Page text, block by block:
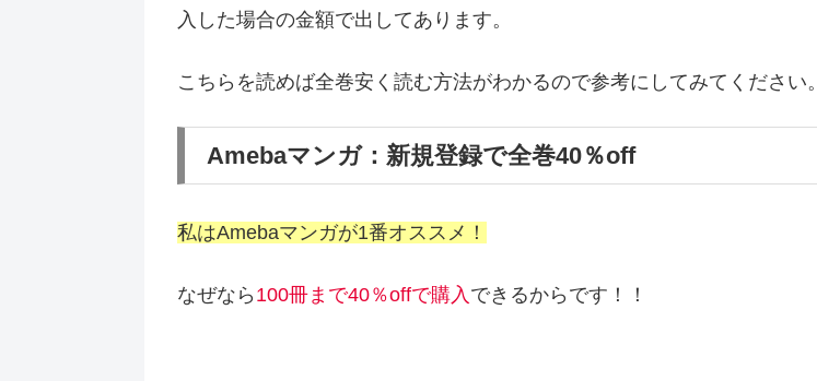
入した場合の金額で出してあります。
こちらを読めば全巻安く読む方法がわかるので参考にしてみてください。
Amebaマンガ：新規登録で全巻40％off
私はAmebaマンガが1番オススメ！
なぜなら 100冊まで40％offで購入 できるからです！！